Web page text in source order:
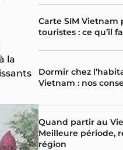
la
Carte SIM Vietnam
touristes : ce qu’il
Dormir chez
Vietnam : nos
Quand partir au
Meilleure période,
région